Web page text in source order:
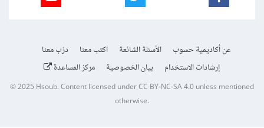
عن أكاديمية حسوب الأسئلة الشائعة اكتب معنا
درّب معنا
إرشادات الاستخدام
بيان الخصوصية مركز المساعدة
© 2025Hsoub.Content licensed underCC BY-NC-SA 4.0unless mentioned
otherwise.